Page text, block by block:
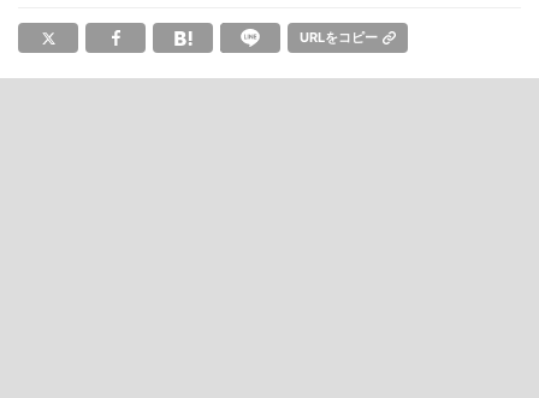
URLをコピー